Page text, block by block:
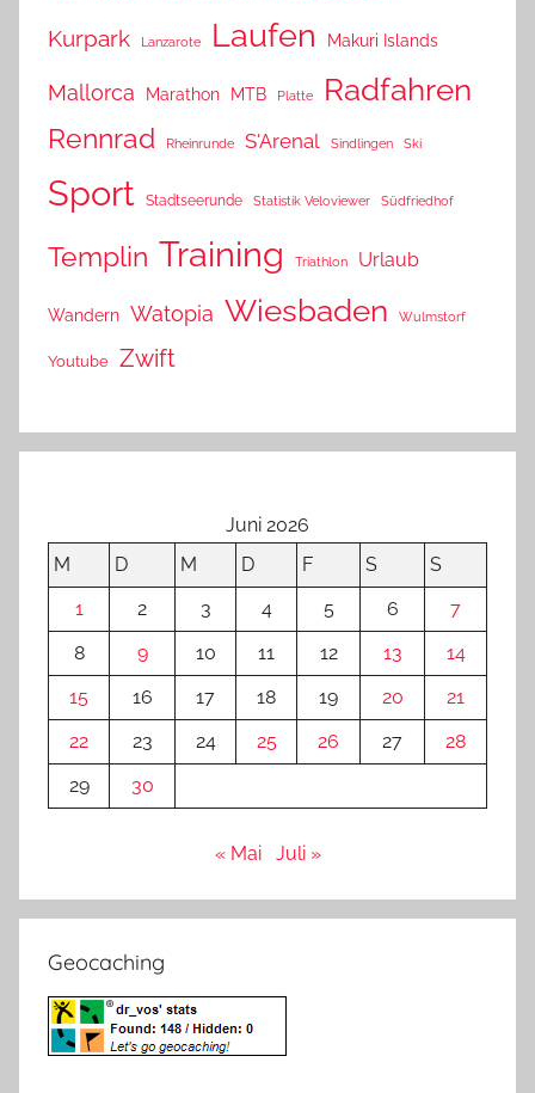
Kurpark Lanzarote Laufen Makuri Islands
Mallorca Marathon MTB Platte Radfahren
Rennrad Rheinrunde S'Arenal Sindlingen Ski
Sport Stadtseerunde Statistik Veloviewer Südfriedhof
Templin Training Triathlon Urlaub
Wandern Watopia Wiesbaden Wulmstorf
Youtube Zwift
Juni 2026
M
D M D F S
S
1
2 3 4 5 6
7
8
9 10 11 12 13
14
15
16 17 18 19 20
21
22
23 24 25 26 27
28
29
30
« Mai Juli »
Geocaching